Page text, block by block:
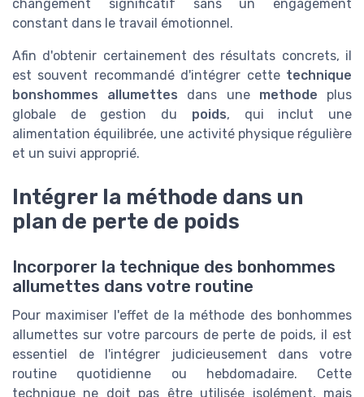
changement significatif sans un engagement
constant dans le travail émotionnel.
Afin d'obtenir certainement des résultats concrets, il
est souvent recommandé d'intégrer cette technique
bonshommes allumettes dans une methode plus
globale de gestion du poids, qui inclut une
alimentation équilibrée, une activité physique régulière
et un suivi approprié.
Intégrer la méthode dans un
plan de perte de poids
Incorporer la technique des bonhommes
allumettes dans votre routine
Pour maximiser l'effet de la méthode des bonhommes
allumettes sur votre parcours de perte de poids, il est
essentiel de l'intégrer judicieusement dans votre
routine quotidienne ou hebdomadaire. Cette
technique ne doit pas être utilisée isolément, mais